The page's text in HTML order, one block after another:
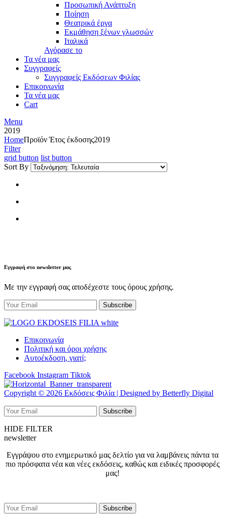
Προσωπική Ανάπτυξη
Ποίηση
Θεατρικά έργα
Εκμάθηση ξένων γλωσσών
Ιταλικά
Αγόρασε το
Τα νέα μας
Συγγραφείς
Συγγραφείς Εκδόσεων Φιλίας
Επικοινωνία
Τα νέα μας
Cart
Menu
2019
HomeΠροϊόν Έτος έκδοσης2019
Filter
grid button list button
Sort By
Εγγραφή στο newsletter μας
Με την εγγραφή σας αποδέχεστε τους όρους χρήσης.
Επικοινωνία
Πολιτική και όροι χρήσης
Αυτοέκδοση, γιατί;
Facebook Instagram Tiktok
Copyright © 2026 Εκδόσεις Φιλία | Designed by Betterfly Digital
HIDE FILTER
newsletter
Εγγράψου στο ενημερωτικό μας δελτίο για να λαμβάνεις πάντα τα
πιο πρόσφατα νέα και νέες εκδόσεις, καθώς και ειδικές προσφορές
μας!